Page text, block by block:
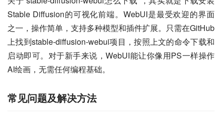
Stable Diffusion的可视化前端。WebUI是最受欢迎的界面
之一，操作简单，支持多种模型和插件扩展。只需在GitHub
上找到stable-diffusion-webui项目，按照上文的命令下载和
启动即可。对于新手来说，WebUI能让你像用PS一样操作
AI绘画，无需任何编程基础。
常见问题及解决方法